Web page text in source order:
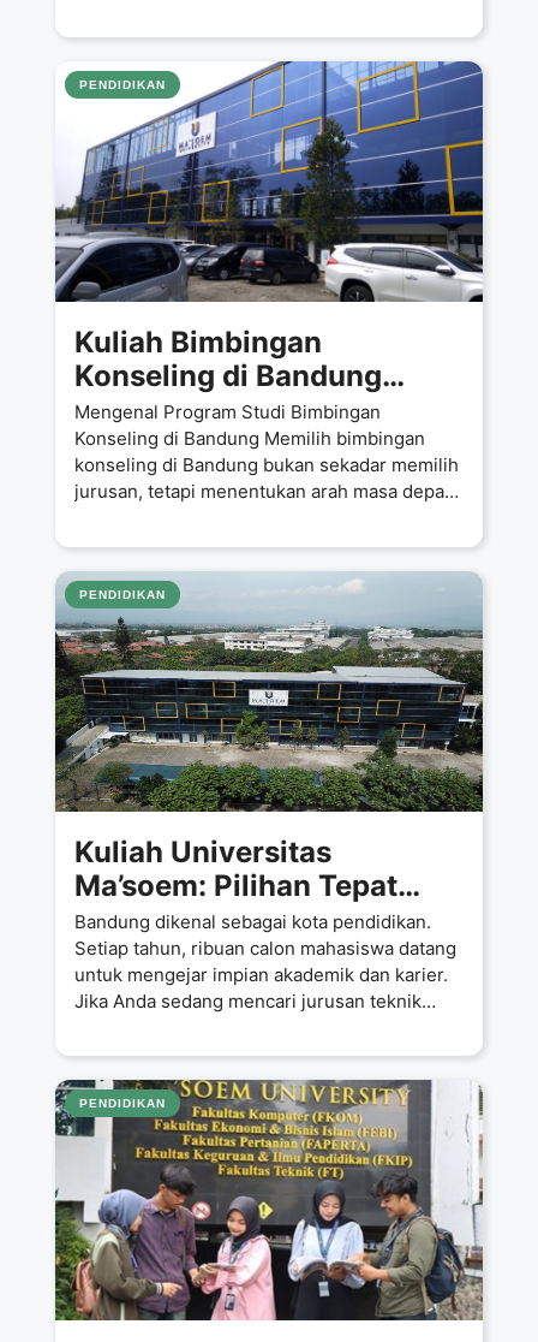
PENDIDIKAN
Kuliah Bimbingan
Konseling di Bandung
Cuma 5,5 Juta per
Semester? Ini Kesempatan
Emas di Universitas
Ma’soem!
Mengenal Program Studi Bimbingan
Konseling di Bandung Memilih bimbingan
konseling di Bandung bukan sekadar memilih
jurusan, tetapi menentukan arah masa depan
PENDIDIKAN
Kuliah Universitas
Ma’soem: Pilihan Tepat
untuk Jurusan Teknik
Industri di Bandung, Hanya
5 Juta per Semester
Bandung dikenal sebagai kota pendidikan.
Setiap tahun, ribuan calon mahasiswa datang
untuk mengejar impian akademik dan karier.
Jika Anda sedang mencari jurusan teknik
PENDIDIKAN